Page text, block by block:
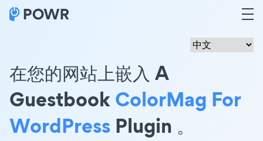
在您的网站上嵌入 A
GuestbookColorMag For
WordPress Plugin 。